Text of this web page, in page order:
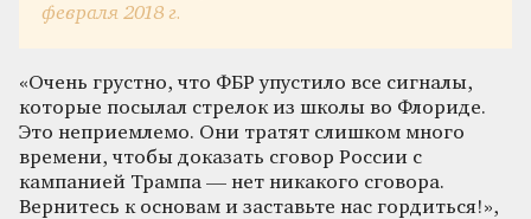
февраля 2018 г.
«Очень грустно, что ФБР упустило все сигналы,
которые посылал стрелок из школы во Флориде.
Это неприемлемо. Они тратят слишком много
времени, чтобы доказать сговор России с
кампанией Трампа — нет никакого сговора.
Вернитесь к основам и заставьте нас гордиться!»,